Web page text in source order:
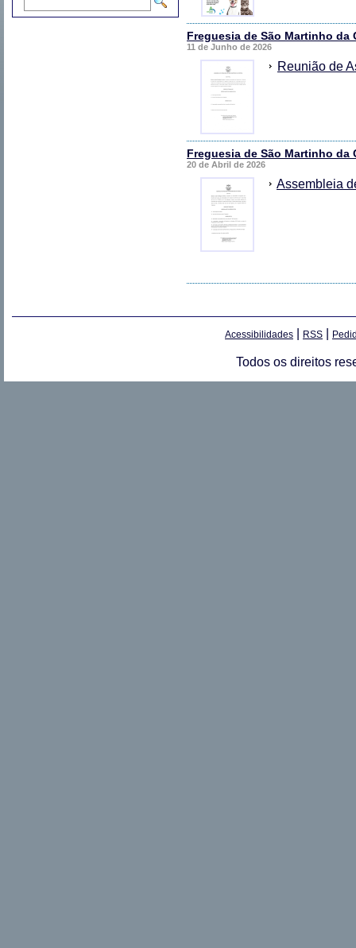
Freguesia de São Martinho da
11 de Junho de 2026
Reunião de
Freguesia de São Martinho da
20 de Abril de 2026
Assembleia
Acessibilidades RSS
Todos os direitos